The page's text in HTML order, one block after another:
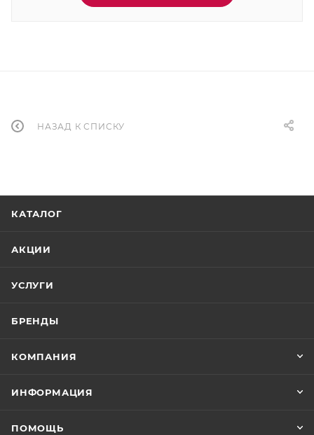
НАЗАД К СПИСКУ
КАТАЛОГ
АКЦИИ
УСЛУГИ
БРЕНДЫ
КОМПАНИЯ
ИНФОРМАЦИЯ
ПОМОЩЬ